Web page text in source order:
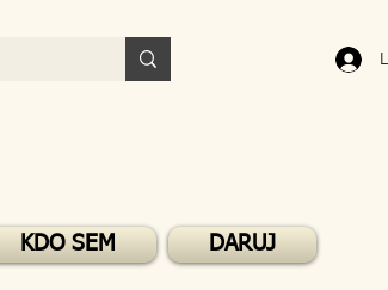
KDO SEM DARUJ